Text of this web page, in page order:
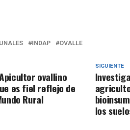
INDAP OVALLE
SIGUIENTE
los
ovallino
es fiel reflejo de
Rural